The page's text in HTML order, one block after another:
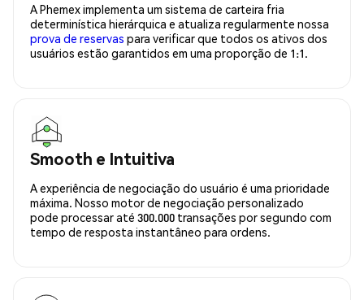
A Phemex implementa um sistema de carteira fria
determinística hierárquica e atualiza regularmente nossa
prova de reservas para verificar que todos os ativos dos
usuários estão garantidos em uma proporção de 1:1.
Smooth e Intuitiva
A experiência de negociação do usuário é uma prioridade
máxima. Nosso motor de negociação personalizado
pode processar até 300.000 transações por segundo com
tempo de resposta instantâneo para ordens.